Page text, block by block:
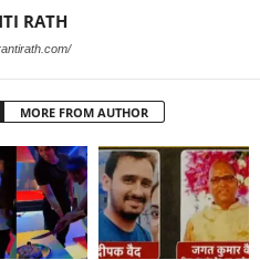
RATH
MORE FROM AUTHOR